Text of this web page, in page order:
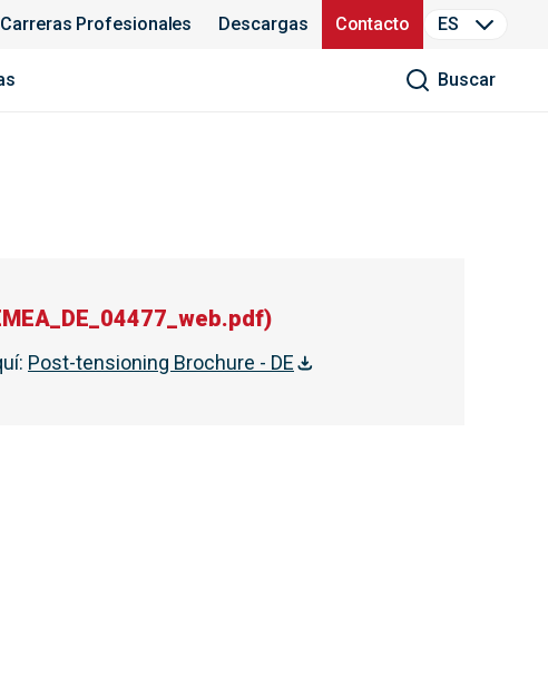
Carreras Profesionales Descargas Contacto ES
Buscar
)
: Post-tensioning Brochure - DE